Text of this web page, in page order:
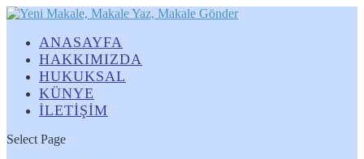
ANASAYFA
HAKKIMIZDA
HUKUKSAL
KÜNYE
İLETİŞİM
Select Page